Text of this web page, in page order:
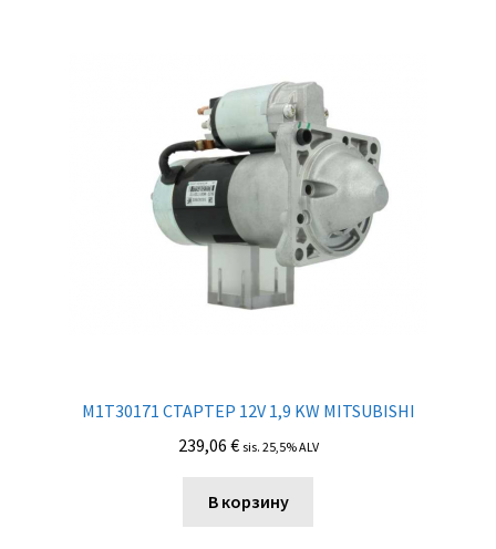
M1T30171 СТАРТЕР 12V 1,9 KW MITSUBISHI
239,06 € sis. 25,5% ALV
В корзину